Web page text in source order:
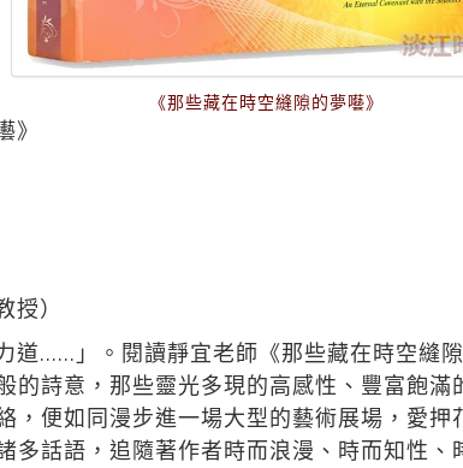
《那些藏在時空縫隙的夢囈》
》
）
道……」。閱讀靜宜老師《那些藏在時空縫
的詩意，那些靈光多現的高感性、豐富飽
，便如同漫步進一場大型的藝術展場，愛
多話語，追隨著作者時而浪漫、時而知性、